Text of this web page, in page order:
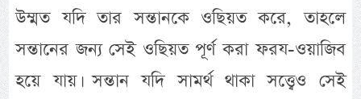
উম্মত যদি তার সন্তানকে ওছিয়ত করে, তাহলে
সন্তানের জন্য সেই ওছিয়ত পূর্ণ করা ফরয-ওয়াজিব
হয়ে যায়। সন্তান যদি সামর্থ থাকা সত্ত্বেও সেই